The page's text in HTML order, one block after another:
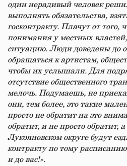
один нерадивый человек
выполнять обязательства,
госконтракту. Плачут от того,
понимания у местных
ситуацию. Люди доведены до
обращаться к артистам,
чтобы их услышали. Для
отсутствие общественного
мелочь. Подумаешь, не
они, тем более, это такие
просто не обратит на это
обратит, и не просто обратит,
Лукояновском округе будут
контракту по тому
и до вас!».